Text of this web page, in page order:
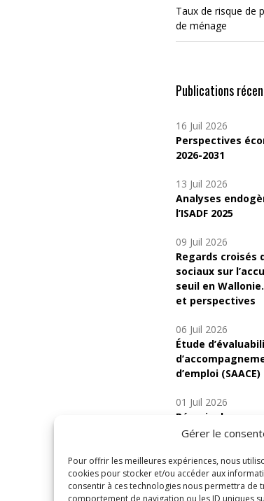
Gérer le
Pour offrir les meilleures expériences, nous
cookies pour stocker et/ou accéder aux
consentir à ces technologies nous permettra de
comportement de navigation ou les ID uniques
Taux de risque de
de ménage
Publications
16 Juil 2026
Perspectives
2026-2031
13 Juil 2026
Analyses
l’ISADF 2025
09 Juil 2026
Regards croisés
sociaux sur
seuil en
et perspectives
06 Juil 2026
Étude
d’emploi (SAACE)
01 Juil 2026
Pénurie du
indicateurs